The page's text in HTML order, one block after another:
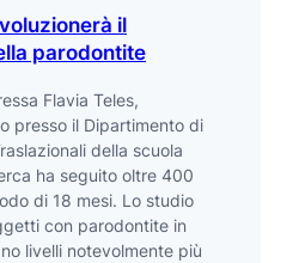
il
parodontite
Flavia Teles,
presso il Dipartimento di
della scuola
ha seguito oltre 400
di 18 mesi. Lo studio
con parodontite in
livelli notevolmente più